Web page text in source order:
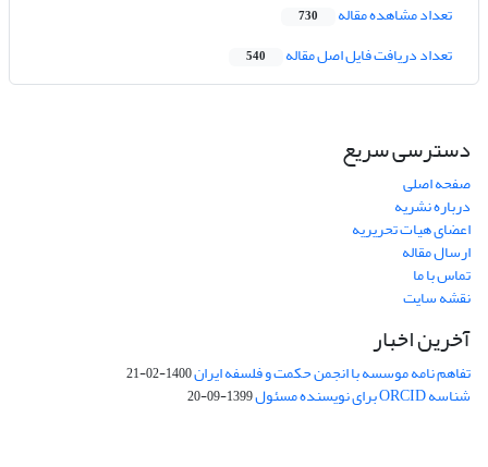
تعداد مشاهده مقاله 730
تعداد دریافت فایل اصل مقاله 540
دسترسی سریع
صفحه اصلی
درباره نشریه
اعضای هیات تحریریه
ارسال مقاله
تماس با ما
نقشه سایت
آخرین اخبار
تفاهم نامه موسسه با انجمن حکمت و فلسفه ایران1400-02-21
شناسه ORCID برای نویسنده مسئول 1399-09-20